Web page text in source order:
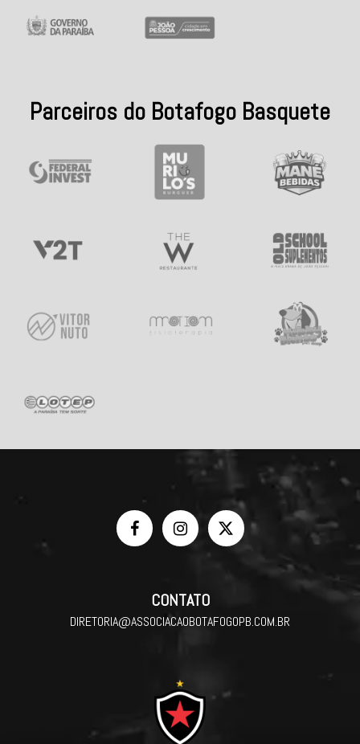
Parceiros do Botafogo Basquete
CONTATO
DIRETORIA@ASSOCIACAOBOTAFOGOPB.COM.BR